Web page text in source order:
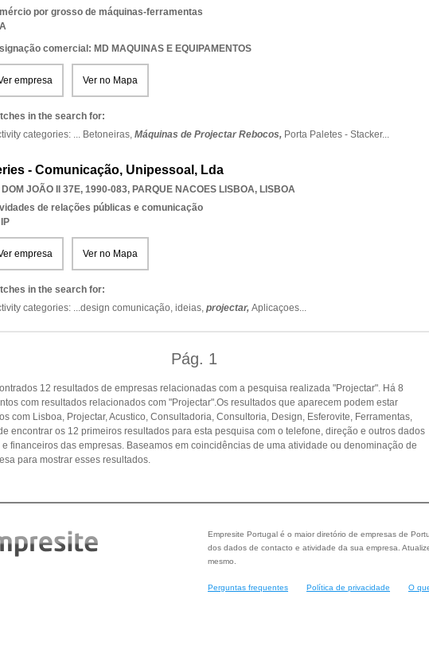
por grosso de máquinas-ferramentas
comercial: MD MAQUINAS E EQUIPAMENTOS
empresa Ver no Mapa
in the search for:
categories: ... Betoneiras, Máquinas de Projectar Rebocos, Porta Paletes - Stacker...
- Comunicação, Unipessoal, Lda
DOM JOÃO II 37E, 1990-083, PARQUE NACOES LISBOA, LISBOA
de relações públicas e comunicação
empresa Ver no Mapa
in the search for:
categories: ...design comunicação, ideias, projectar, Aplicaçoes...
Pág. 1
12 resultados de empresas relacionadas com a pesquisa realizada "Projectar". Há 8
com resultados relacionados com "Projectar".Os resultados que aparecem podem estar
com Lisboa, Projectar, Acustico, Consultadoria, Consultoria, Design, Esferovite, Ferramentas,
encontrar os 12 primeiros resultados para esta pesquisa com o telefone, direção e outros dados
financeiros das empresas. Baseamos em coincidências de uma atividade ou denominação de
para mostrar esses resultados.
Empresite Portugal é o maior diretório de empresas de
dos dados de contacto e atividade da sua empresa.
mesmo.
Perguntas frequentes Política de privacidade O